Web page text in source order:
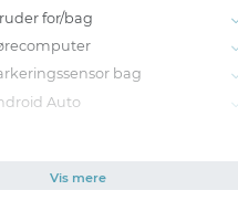
elaboraret, cum ex
eos elit integre. Posse
for/bag
bag
Auto
Vis mere